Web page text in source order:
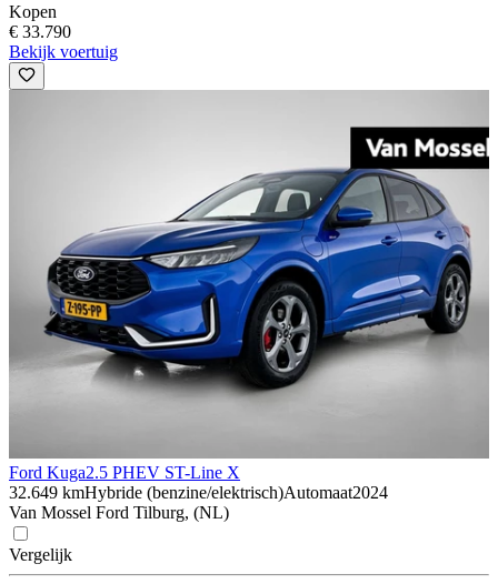
Kopen
€ 33.790
Bekijk voertuig
Ford Kuga2.5 PHEV ST-Line X
32.649 kmHybride (benzine/elektrisch)Automaat2024
Van Mossel Ford Tilburg, (NL)
Vergelijk